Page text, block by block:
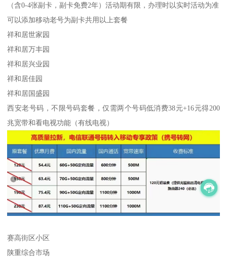
（含0-4张副卡，副卡免费2年）活动期有限，办理时以实时活动为准
可以添加移动老号为副卡共用以上套餐
祥和居世家园
祥和居万丰园
祥和居兴业园
祥和居佳园
祥和居国盛园
西安老号码，不限号码套餐，仅需两个号码低消费38元+16元得200
兆宽带和看电视功能（有线电视）
赛高街区小区
陕重综合市场